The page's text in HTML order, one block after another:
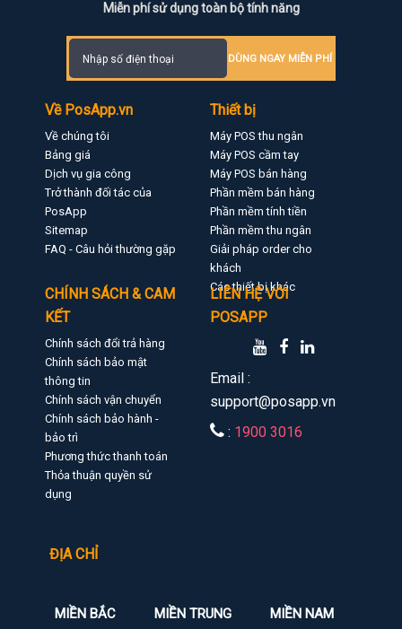
Miễn phí sử dụng toàn bộ tính năng
DÙNG NGAY MIỄN PHÍ
Về PosApp.vn
Về chúng tôi
Bảng giá
Dịch vụ gia công
Trở thành đối tác của
PosApp
Sitemap
FAQ - Câu hỏi thường gặp
Thiết bị
Máy POS thu ngân
Máy POS cầm tay
Máy POS bán hàng
Phần mềm bán hàng
Phần mềm tính tiền
Phần mềm thu ngân
Giải pháp order cho
khách
Các thiết bị khác
CHÍNH SÁCH & CAM
KẾT
Chính sách đổi trả hàng
Chính sách bảo mật
thông tin
Chính sách vận chuyển
Chính sách bảo hành -
bảo trì
Phương thức thanh toán
Thỏa thuận quyền sử
dụng
LIÊN HỆ VỚI
POSAPP
Email :
support@posapp.vn
: 1900 3016
ĐỊA CHỈ
MIỀN BẮC MIỀN TRUNG MIỀN NAM